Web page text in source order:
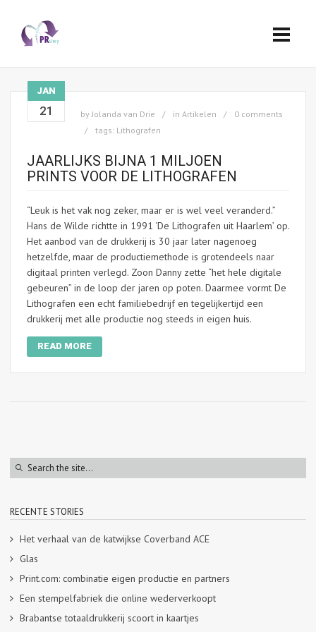
JAN
21 byJolanda van Drie in Artikelen
0 comments
tags: Lithografen
JAARLIJKS BIJNA 1 MILJOEN
PRINTS VOOR DE LITHOGRAFEN
“Leuk is het vak nog zeker, maar er is wel veel veranderd.”
Hans de Wilde richtte in 1991 ‘De Lithografen uit Haarlem’ op.
Het aanbod van de drukkerij is 30 jaar later nagenoeg
hetzelfde, maar de productiemethode is grotendeels naar
digitaal printen verlegd. Zoon Danny zette “het hele digitale
gebeuren” in de loop der jaren op poten. Daarmee vormt De
Lithografen een echt familiebedrijf en tegelijkertijd een
drukkerij met alle productie nog steeds in eigen huis.
READ MORE
RECENTE STORIES
Het verhaal van de katwijkse Coverband ACE
Glas
Print.com: combinatie eigen productie en partners
Een stempelfabriek die online wederverkoopt
Brabantse totaaldrukkerij scoort in kaartjes